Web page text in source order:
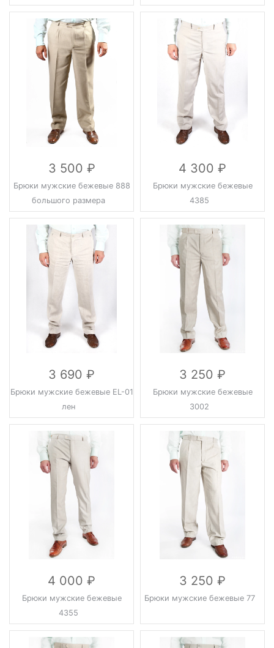
3 500
Брюки мужские бежевые 888
большого размера
4 300
Брюки мужские бежевые
4385
3 690
Брюки мужские бежевые EL-01
лен
3 250
Брюки мужские бежевые
3002
4 000
Брюки мужские бежевые
4355
3 250
Брюки мужские бежевые 77